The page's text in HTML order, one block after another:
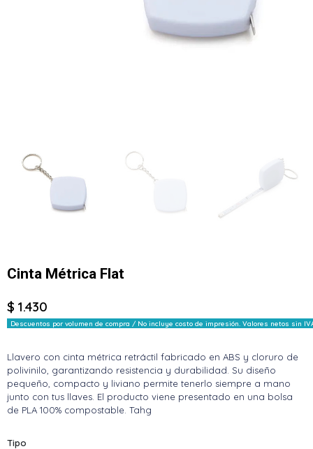
Cinta Métrica Flat
$ 1.430
Descuentos por volumen de compra / No incluye costo de impresión. Valores netos sin
Llavero con cinta métrica retráctil fabricado en ABS y cloruro de
polivinilo, garantizando resistencia y durabilidad. Su diseño
pequeño, compacto y liviano permite tenerlo siempre a mano
junto con tus llaves. El producto viene presentado en una bolsa
de PLA 100% compostable. Tahg
Tipo